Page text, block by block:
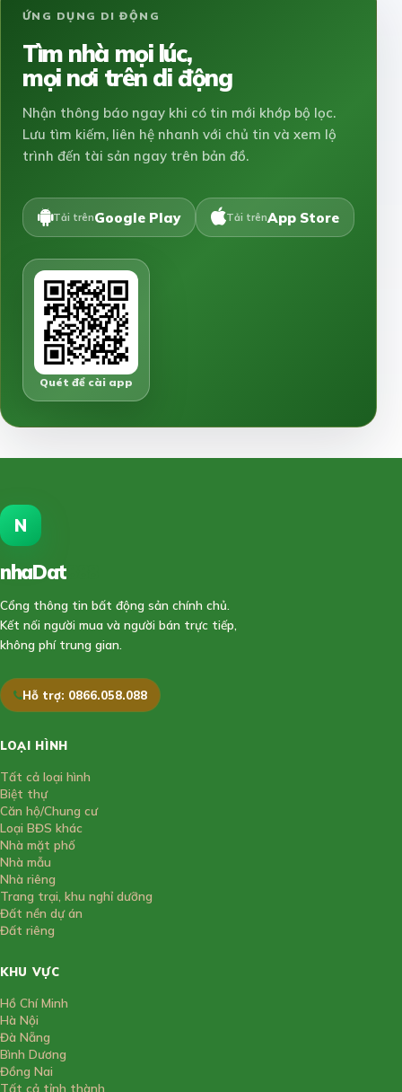
ỨNG DỤNG DI ĐỘNG
Tìm nhà mọi lúc,
mọi nơi trên di động
Nhận thông báo ngay khi có tin mới khớp bộ lọc.
Lưu tìm kiếm, liên hệ nhanh với chủ tin và xem lộ
trình đến tài sản ngay trên bản đồ.
Tải trênGoogle Play Tải trênApp Store
Quét để cài app
N
nhaDat
Cổng thông tin bất động sản chính chủ.
Kết nối người mua và người bán trực tiếp,
không phí trung gian.
Hỗ trợ: 0866.058.088
LOẠI HÌNH
Tất cả loại hình
Biệt thự
Căn hộ/Chung cư
Loại BĐS khác
Nhà mặt phố
Nhà mẫu
Nhà riêng
Trang trại, khu nghỉ dưỡng
Đất nền dự án
Đất riêng
KHU VỰC
Hồ Chí Minh
Hà Nội
Đà Nẵng
Bình Dương
Đồng Nai
Tất cả tỉnh thành